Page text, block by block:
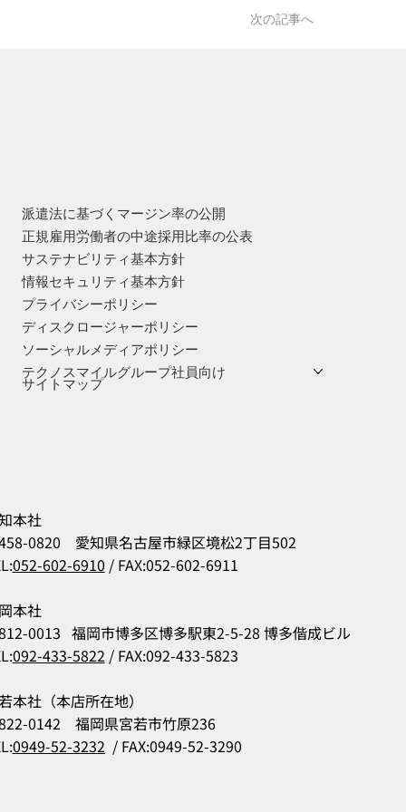
次の記事へ
派遣法に基づくマージン率の公開
正規雇用労働者の中途採用比率の公表
サステナビリティ基本方針
情報セキュリティ基本方針
プライバシーポリシー
ディスクロージャーポリシー
ソーシャルメディアポリシー
テクノスマイルグループ社員向け
サイトマップ
本社
0820 愛知県名古屋市緑区境松2丁目502
052-602-6910 / FAX:052-602-6911
本社
0013 福岡市博多区博多駅東2-5-28 博多偕成ビル
092-433-5822 / FAX:092-433-5823
本社（本店所在地）
0142 福岡県宮若市竹原236
0949-52-3232 / FAX:0949-52-3290